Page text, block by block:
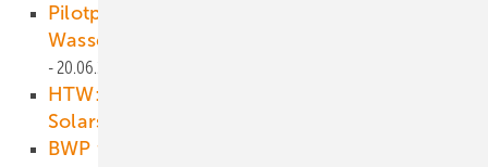
Pilotprojekt in Betrieb: Grüne
Wasserstofftankstelle an der A7 eröffnet
20.06.2025
HTW: Qualitätsstandards für Online-
Solarstromrechner entwickelt
BWP fordert bessere Bedingungen für